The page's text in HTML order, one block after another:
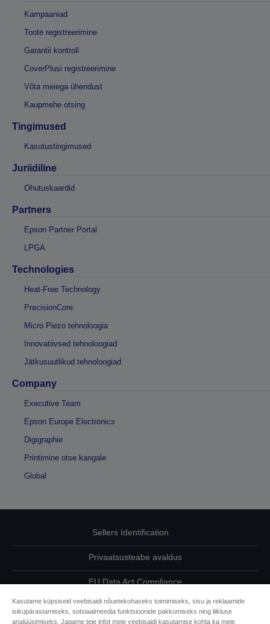
Kampaaniad
Toote registreerimine
Garantii kontroll
CoverPlusi registreerimine
Võta meiega ühendust
Kaupmehe otsing
Tingimused
Kasutustingimused
Juriidiline
Ohutuskaardid
Partners
Epson Partner Portal
LPGA
Technologies
Heat-Free Technology
PrecisionCore
Micro Piezo tehnoloogia
Innovatiivsed tehnoloogiad
Jätkusuutlikud tehnoloogiad
Company
Executive Team
Epson Europe Electronics
Digigraphie
Printimine otse kangale
Global
Sellers Identification
Privaatsusteabe avaldus
EU Data Act Compliance
Võtke meiega oma andmete osas ühendust
Kasutame küpsiseid veebisaidi nõuetekohaseks toimimiseks, sisu ja reklaamide
isikupärastamiseks, sotsiaalmeedia funktsioonide pakkumiseks ning liikluse
analüüsimiseks. Jagame teie infot meie veebisaidi kasutamise kohta ka meie